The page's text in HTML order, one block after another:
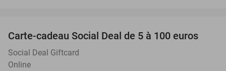
Carte-cadeau Social Deal de 5 à 100 euros
Social Deal Giftcard
Online